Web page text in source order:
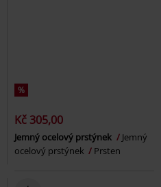
%
Kč 305,00
Jemný ocelový prstýnek
Jemný
ocelový prstýnek
Prsten